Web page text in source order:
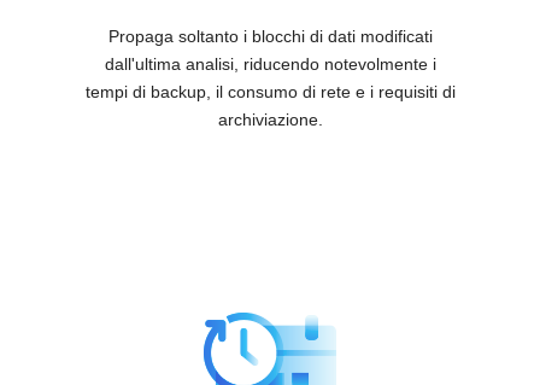
Propaga soltanto i blocchi di dati modificati
dall'ultima analisi, riducendo notevolmente i
tempi di backup, il consumo di rete e i requisiti di
archiviazione.